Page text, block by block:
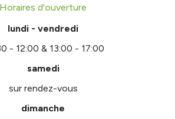
Horaires d'ouverture
lundi - vendredi
- 12:00 & 13:00 - 17:00
samedi
sur rendez-vous
dimanche